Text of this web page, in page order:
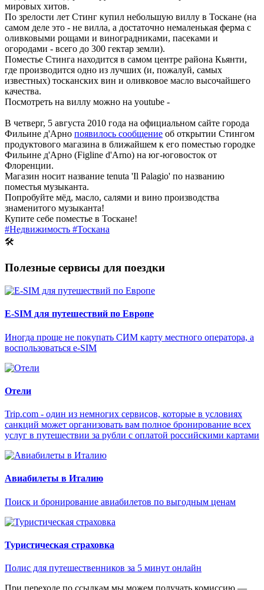
мировых хитов.
По зрелости лет Стинг купил небольшую виллу в Тоскане (на
самом деле это - не вилла, а достаточно немаленькая ферма с
оливковыми рощами и виноградниками, пасеками и
огородами - всего до 300 гектар земли).
Поместье Стинга находится в самом центре района Кьянти,
где производится одно из лучших (и, пожалуй, самых
известных) тосканских вин и оливковое масло высочайшего
качества.
Посмотреть на виллу можно на youtube -
В четверг, 5 августа 2010 года на официальном сайте города
Фильине д'Арно появилось сообщение об открытии Стингом
продуктового магазина в ближайшем к его поместью городке
Фильине д'Арно (Figline d'Arno) на юг-юговосток от
Флоренции.
Магазин носит название tenuta 'Il Palagio' по названию
поместья музыканта.
Попробуйте мёд, масло, салями и вино производства
знаменитого музыканта!
Купите себе поместье в Тоскане!
#Недвижимость #Тоскана
🛠
Полезные сервисы для поездки
E-SIM для путешествий по Европе
Иногда проще не покупать СИМ карту местного оператора, а
воспользоваться e-SIM
Отели
Trip.com - один из немногих сервисов, которые в условиях
санкций может организовать вам полное бронирование всех
услуг в путешествии за рубли с оплатой российскими картами
Авиабилеты в Италию
Поиск и бронирование авиабилетов по выгодным ценам
Туристическая страховка
Полис для путешественников за 5 минут онлайн